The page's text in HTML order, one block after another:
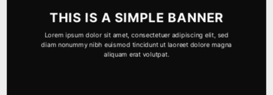
THIS IS A SIMPLE BANNER
Lorem ipsum dolor sit amet, consectetuer adipiscing elit, sed
diam nonummy nibh euismod tincidunt ut laoreet dolore magna
aliquam erat volutpat.